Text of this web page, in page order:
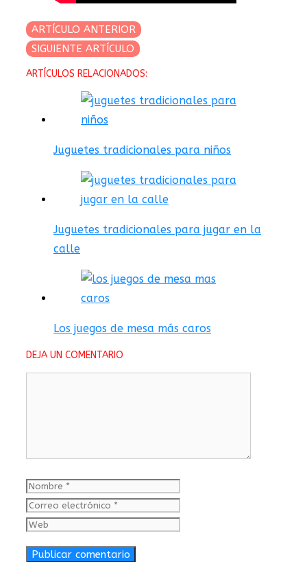
ARTÍCULO ANTERIOR
SIGUIENTE ARTÍCULO
ARTÍCULOS RELACIONADOS:
Juguetes tradicionales para niños
Juguetes tradicionales para jugar en la
calle
Los juegos de mesa más caros
DEJA UN COMENTARIO
Nombre